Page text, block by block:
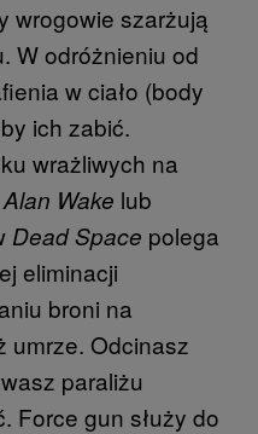
wrogowie szarżują
W odróżnieniu od
w ciało (body
ich zabić.
wrażliwych na
Alan Wake lub
Dead Space polega
eliminacji
broni na
umrze. Odcinasz
paraliżu
Force gun służy do